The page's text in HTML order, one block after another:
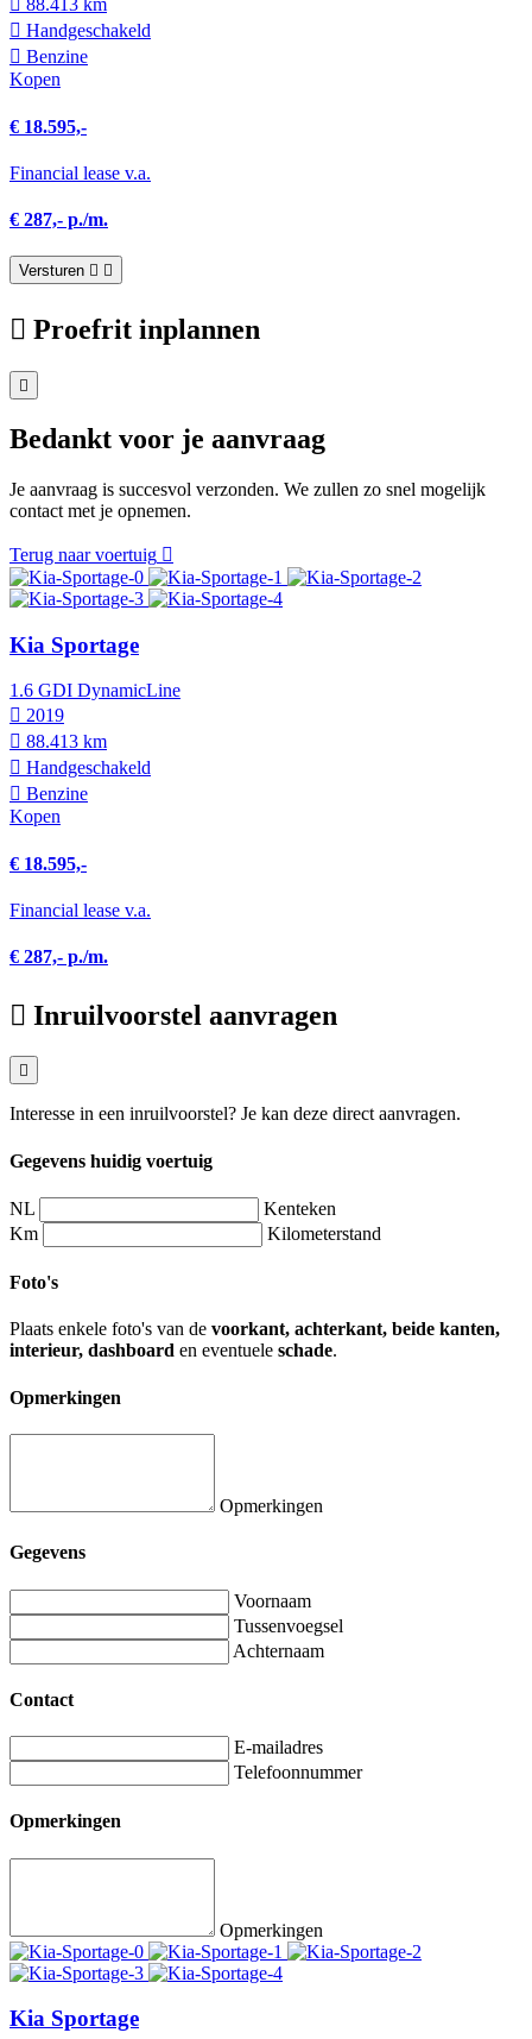
88.413 km
Hand­geschakeld
Benzine
Kopen
€ 18.595,-
Financial lease v.a.
€ 287,- p./m.
Versturen
Proefrit inplannen
Bedankt voor je aanvraag
Je aanvraag is succesvol verzonden. We zullen zo snel mogelijk
contact met je opnemen.
Terug naar voertuig
Kia Sportage
1.6 GDI DynamicLine
2019
88.413 km
Hand­geschakeld
Benzine
Kopen
€ 18.595,-
Financial lease v.a.
€ 287,- p./m.
Inruilvoorstel aanvragen
Interesse in een inruilvoorstel? Je kan deze direct aanvragen.
Gegevens huidig voertuig
NL
Kenteken
Km
Kilometerstand
Foto's
Plaats enkele foto's van de voorkant, achterkant, beide kanten,
interieur, dashboard en eventuele schade.
Opmerkingen
Opmerkingen
Gegevens
Voornaam
Tussenvoegsel
Achternaam
Contact
E-mailadres
Telefoonnummer
Opmerkingen
Opmerkingen
Kia Sportage